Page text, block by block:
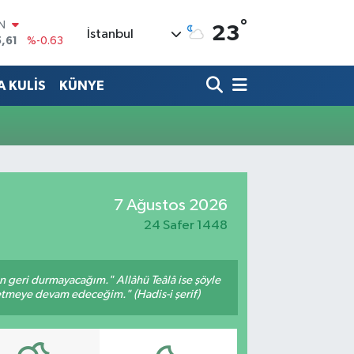
%-0.63
%-0.02
İstanbul 23°
KULİS KÜNYE
7 Ağustos 2026
24 Safer 1448
geri durmayacağım." Allâhü Teâlâ ise şöyle
devam edeceğim." (Hadis-i şerif)